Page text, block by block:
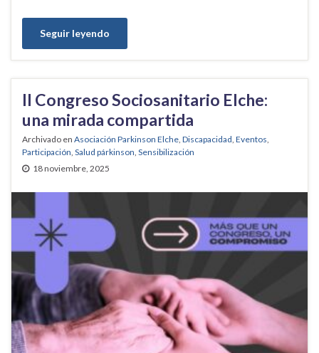
Seguir leyendo
II Congreso Sociosanitario Elche:
una mirada compartida
Archivado en Asociación Parkinson Elche, Discapacidad, Eventos,
Participación, Salud párkinson, Sensibilización
18 noviembre, 2025